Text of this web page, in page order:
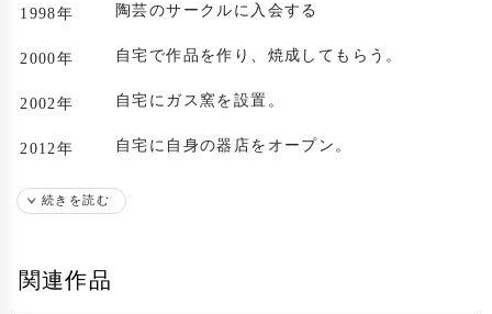
1998年 陶芸のサークルに入会する
2000年 自宅で作品を作り、焼成してもらう。
2002年 自宅にガス窯を設置。
2012年 自宅に自身の器店をオープン。
出展歴
2005年
続きを読む
関連作品